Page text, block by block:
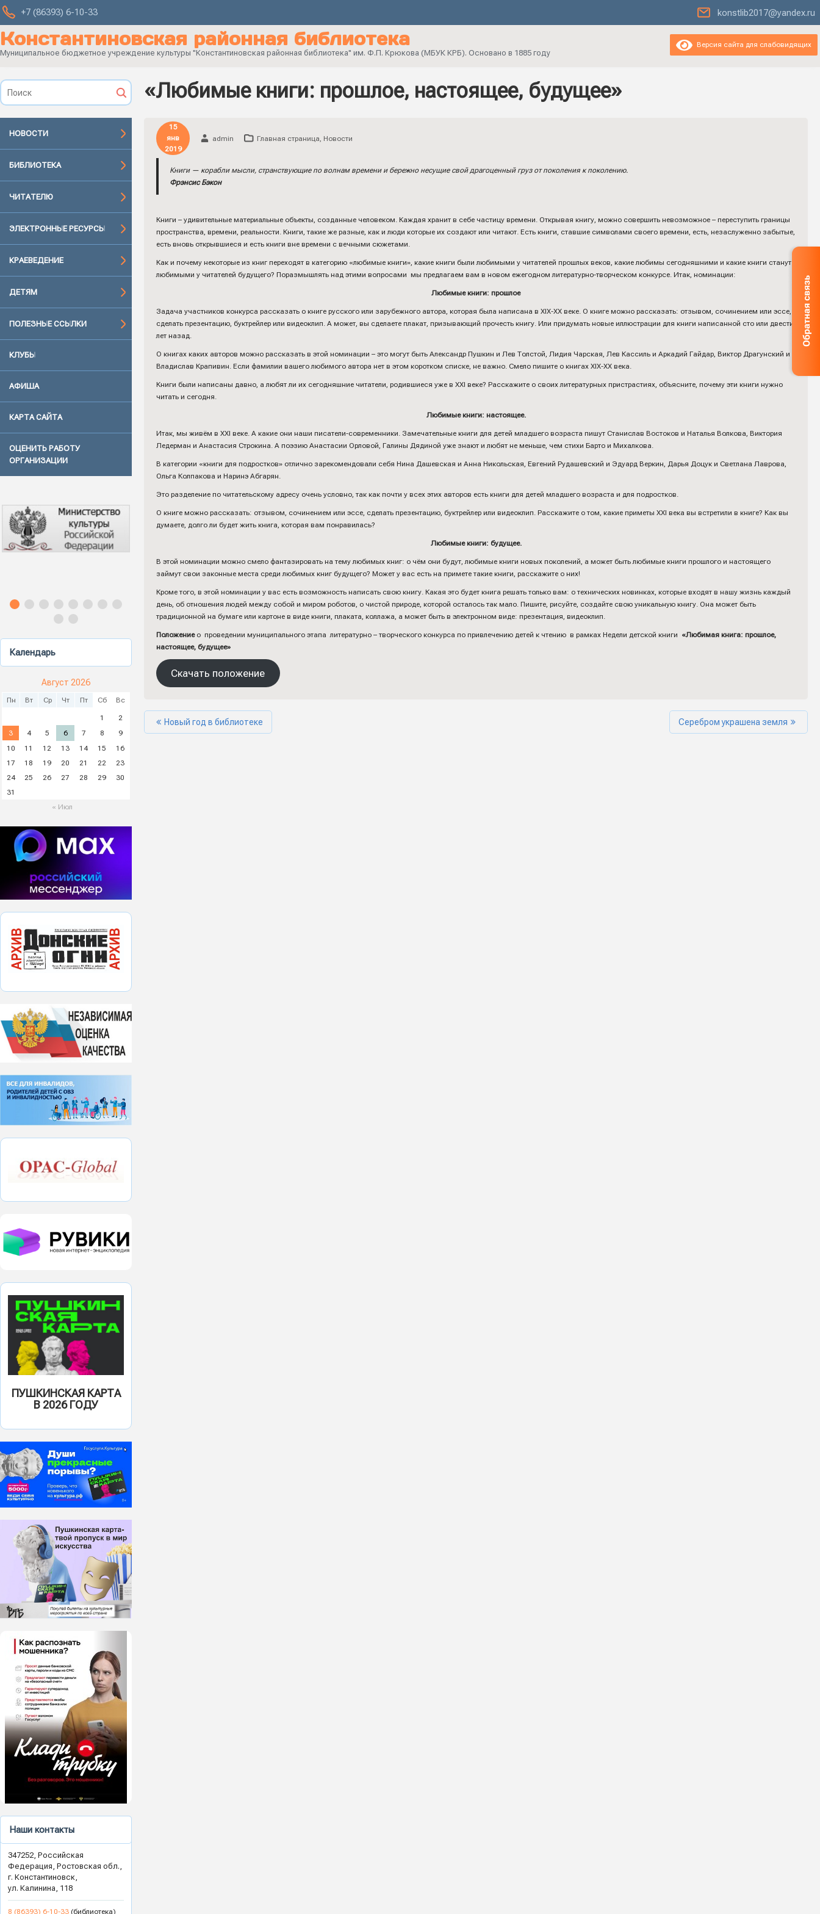
+7 (86393) 6-10-33 konstlib2017@yandex.ru
Константиновская районная библиотека
Муниципальное бюджетное учреждение культуры "Константиновская районная библиотека" им. Ф.П. Крюкова (МБУК КРБ). Основано в 1885 году
Версия сайта для слабовидящих
НОВОСТИ
БИБЛИОТЕКА
ЧИТАТЕЛЮ
ЭЛЕКТРОННЫЕ РЕСУРСЫ
КРАЕВЕДЕНИЕ
ДЕТЯМ
ПОЛЕЗНЫЕ ССЫЛКИ
КЛУБЫ
АФИША
КАРТА САЙТА
ОЦЕНИТЬ РАБОТУ
ОРГАНИЗАЦИИ
Календарь
Август 2026
Пн Вт Ср Чт Пт Сб Вс
1
2
3
4 5 6 7 8
9
10
11 12 13 14 15
16
17
18 19 20 21 22
23
24
25 26 27 28 29
30
31
« Июл
ПУШКИНСКАЯ КАРТА
В 2026 ГОДУ
Наши контакты
347252, Российская
Федерация, Ростовская обл.,
г. Константиновск,
ул. Калинина, 118
8 (86393) 6-10-33 (библиотека)
«Любимые книги: прошлое, настоящее, будущее»
15
янв
2019
admin Главная страница, Новости
Книги — корабли мысли, странствующие по волнам времени и бережно несущие свой драгоценный груз от поколения к поколению.
Фрэнсис Бэкон
Книги – удивительные материальные объекты, созданные человеком. Каждая хранит в себе частицу времени. Открывая книгу, можно совершить невозможное – переступить границы
пространства, времени, реальности. Книги, такие же разные, как и люди которые их создают или читают. Есть книги, ставшие символами своего времени, есть, незаслуженно забытые,
есть вновь открывшиеся и есть книги вне времени с вечными сюжетами.
Как и почему некоторые из книг переходят в категорию «любимые книги», какие книги были любимыми у читателей прошлых веков, какие любимы сегодняшними и какие книги станут
любимыми у читателей будущего? Поразмышлять над этими вопросами мы предлагаем вам в новом ежегодном литературно-творческом конкурсе. Итак, номинации:
Любимые книги: прошлое
Задача участников конкурса рассказать о книге русского или зарубежного автора, которая была написана в ХIХ-ХХ веке. О книге можно рассказать: отзывом, сочинением или эссе,
сделать презентацию, буктрейлер или видеоклип. А может, вы сделаете плакат, призывающий прочесть книгу. Или придумать новые иллюстрации для книги написанной сто или двести
лет назад.
О книгах каких авторов можно рассказать в этой номинации – это могут быть Александр Пушкин и Лев Толстой, Лидия Чарская, Лев Кассиль и Аркадий Гайдар, Виктор Драгунский и
Владислав Крапивин. Если фамилии вашего любимого автора нет в этом коротком списке, не важно. Смело пишите о книгах ХIХ-ХХ века.
Книги были написаны давно, а любят ли их сегодняшние читатели, родившиеся уже в ХХI веке? Расскажите о своих литературных пристрастиях, объясните, почему эти книги нужно
читать и сегодня.
Любимые книги: настоящее.
Итак, мы живём в ХХI веке. А какие они наши писатели-современники. Замечательные книги для детей младшего возраста пишут Станислав Востоков и Наталья Волкова, Виктория
Ледерман и Анастасия Строкина. А поэзию Анастасии Орловой, Галины Дядиной уже знают и любят не меньше, чем стихи Барто и Михалкова.
В категории «книги для подростков» отлично зарекомендовали себя Нина Дашевская и Анна Никольская, Евгений Рудашевский и Эдуард Веркин, Дарья Доцук и Светлана Лаврова,
Ольга Колпакова и Наринэ Абгарян.
Это разделение по читательскому адресу очень условно, так как почти у всех этих авторов есть книги для детей младшего возраста и для подростков.
О книге можно рассказать: отзывом, сочинением или эссе, сделать презентацию, буктрейлер или видеоклип. Расскажите о том, какие приметы ХХI века вы встретили в книге? Как вы
думаете, долго ли будет жить книга, которая вам понравилась?
Любимые книги: будущее.
В этой номинации можно смело фантазировать на тему любимых книг: о чём они будут, любимые книги новых поколений, а может быть любимые книги прошлого и настоящего
займут свои законные места среди любимых книг будущего? Может у вас есть на примете такие книги, расскажите о них!
Кроме того, в этой номинации у вас есть возможность написать свою книгу. Какая это будет книга решать только вам: о технических новинках, которые входят в нашу жизнь каждый
день, об отношения людей между собой и миром роботов, о чистой природе, которой осталось так мало. Пишите, рисуйте, создайте свою уникальную книгу. Она может быть
традиционной на бумаге или картоне в виде книги, плаката, коллажа, а может быть в электронном виде: презентация, видеоклип.
Положение о проведении муниципального этапа литературно – творческого конкурса по привлечению детей к чтению в рамках Недели детской книги «Любимая книга: прошлое,
настоящее, будущее»
Скачать положение
Новый год в библиотеке Серебром украшена земля